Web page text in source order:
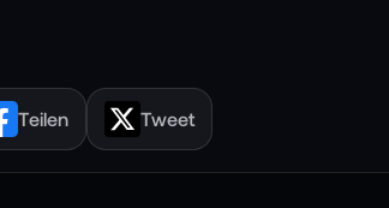
Teilen Tweet